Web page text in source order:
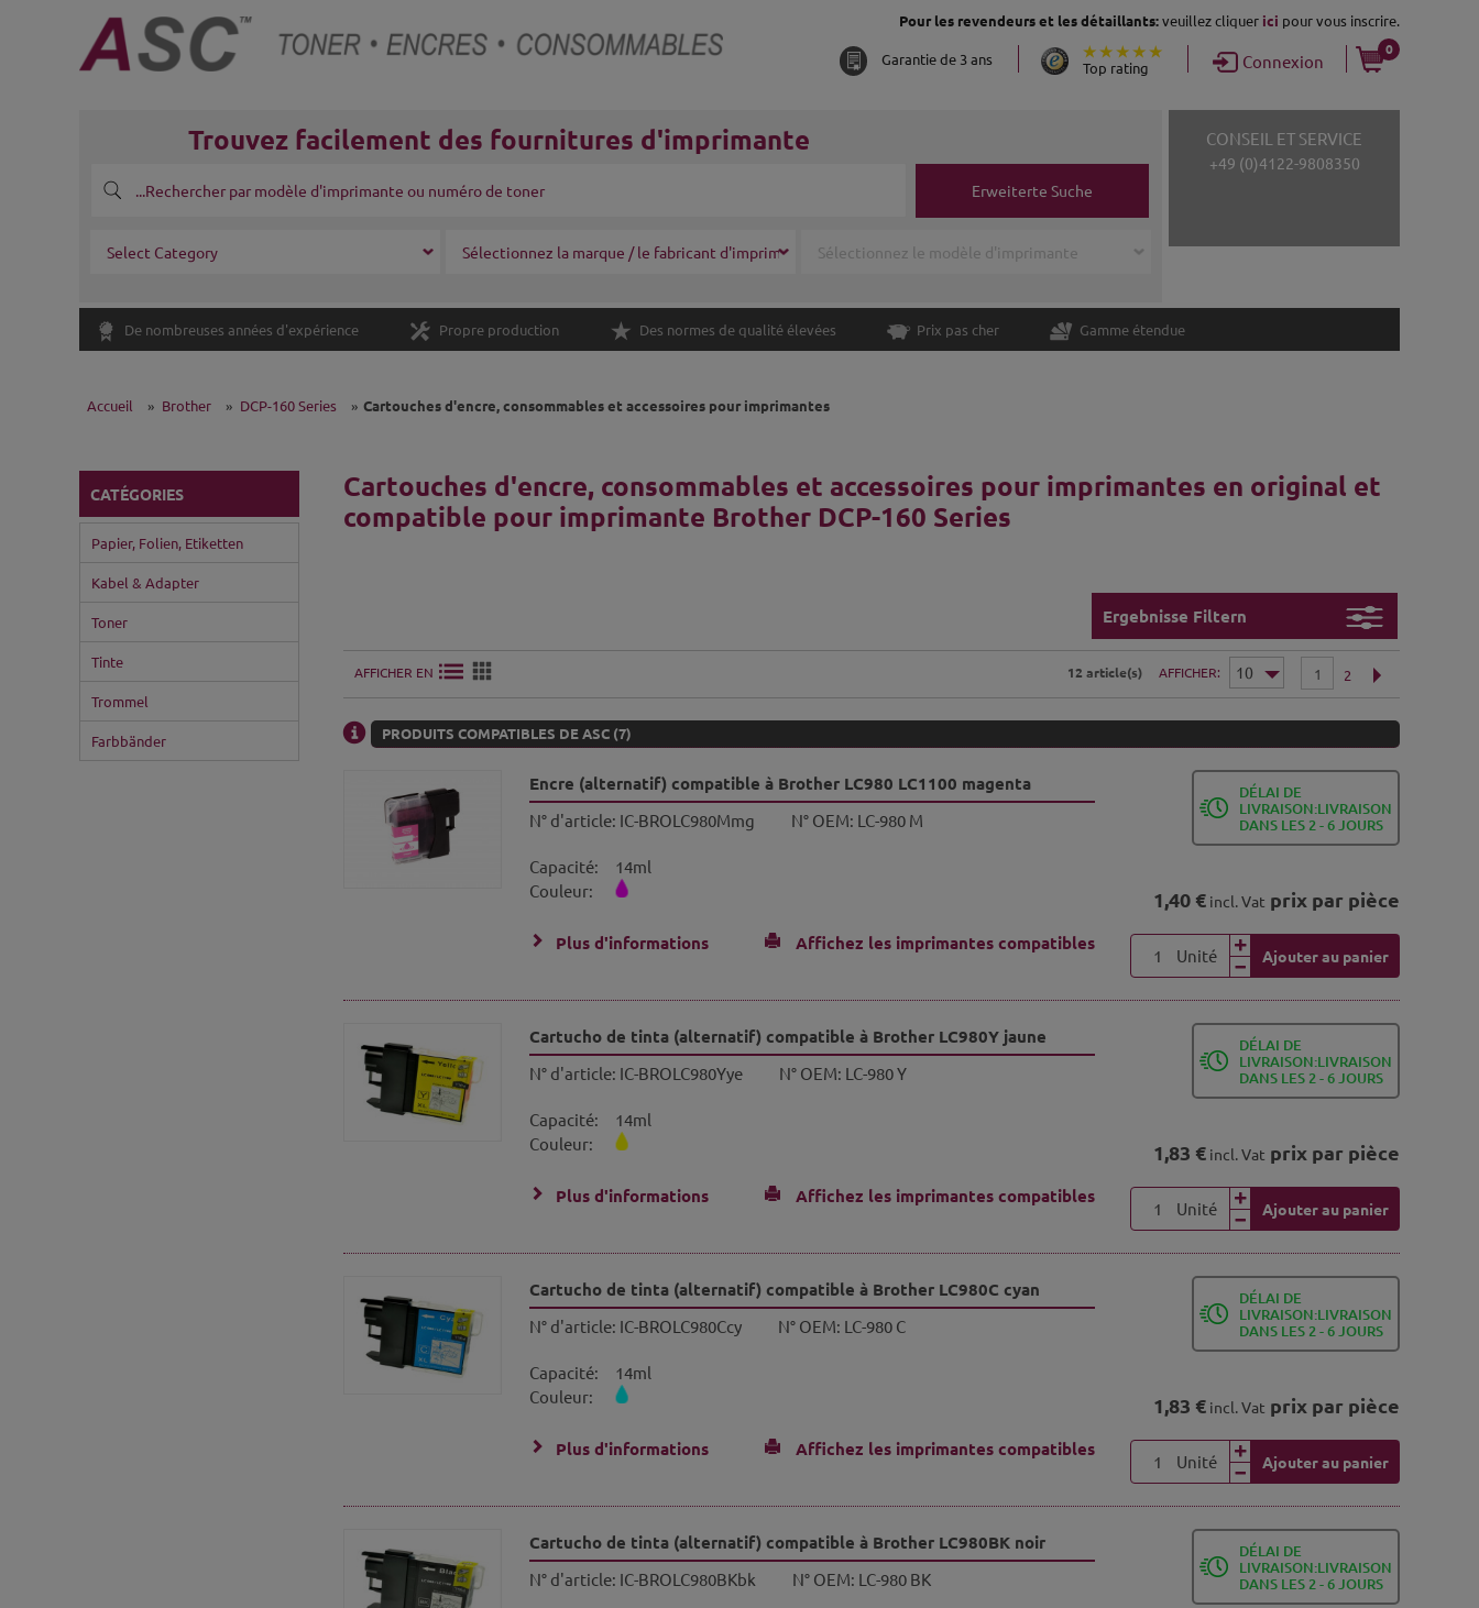
Pour les revendeurs et les détaillants:veuillez cliquer ici pour vous inscrire.
Garantie de 3 ans Top rating Connexion
0
Trouvez facilement des fournitures d'imprimante
Erweiterte Suche
CONSEIL ET SERVICE
+49 (0)4122-9808350
De nombreuses années d'expérience Propre production Des normes de qualité élevées Prix pas cher Gamme étendue
Accueil » Brother » DCP-160 Series » Cartouches d'encre, consommables et accessoires pour imprimantes
CATÉGORIES
Papier, Folien, Etiketten
Kabel & Adapter
Toner
Tinte
Trommel
Farbbänder
Cartouches d'encre, consommables et accessoires pour imprimantes en original et
compatible pour imprimante Brother DCP-160 Series
Ergebnisse Filtern
AFFICHER EN 12 article(s) AFFICHER 1 2
PRODUITS COMPATIBLES DE ASC (7)
Encre (alternatif) compatible à Brother LC980 LC1100 magenta
N° d'article: IC-BROLC980Mmg N° OEM: LC-980 M
Capacité:
14ml
Couleur:
Plus d'informations Affichez les imprimantes compatibles
DÉLAI DE
LIVRAISON:LIVRAISON
DANS LES 2 - 6 JOURS
1,40 € incl. Vat prix par pièce
Unité Ajouter au panier
Cartucho de tinta (alternatif) compatible à Brother LC980Y jaune
N° d'article: IC-BROLC980Yye N° OEM: LC-980 Y
Capacité:
14ml
Couleur:
Plus d'informations Affichez les imprimantes compatibles
DÉLAI DE
LIVRAISON:LIVRAISON
DANS LES 2 - 6 JOURS
1,83 € incl. Vat prix par pièce
Unité Ajouter au panier
Cartucho de tinta (alternatif) compatible à Brother LC980C cyan
N° d'article: IC-BROLC980Ccy N° OEM: LC-980 C
Capacité:
14ml
Couleur:
Plus d'informations Affichez les imprimantes compatibles
DÉLAI DE
LIVRAISON:LIVRAISON
DANS LES 2 - 6 JOURS
1,83 € incl. Vat prix par pièce
Unité Ajouter au panier
Cartucho de tinta (alternatif) compatible à Brother LC980BK noir
N° d'article: IC-BROLC980BKbk N° OEM: LC-980 BK
DÉLAI DE
LIVRAISON:LIVRAISON
DANS LES 2 - 6 JOURS